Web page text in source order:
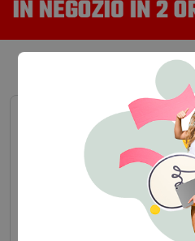
Scelti